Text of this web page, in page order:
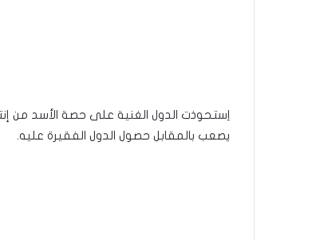
اِستحوذت الدول الغنية على حصة الأسد من
يصعب بالمقابل حصول الدول الفقيرة عليه.